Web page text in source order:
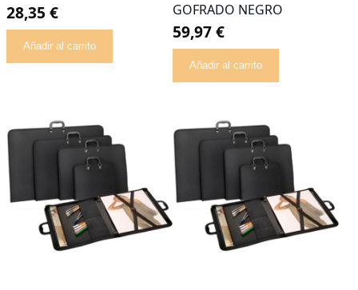
28,35 €
Añadir al carrito
GOFRADO NEGRO
59,97 €
Añadir al carrito